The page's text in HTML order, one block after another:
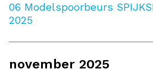
06 Modelspoorbeurs
2025
november 2025